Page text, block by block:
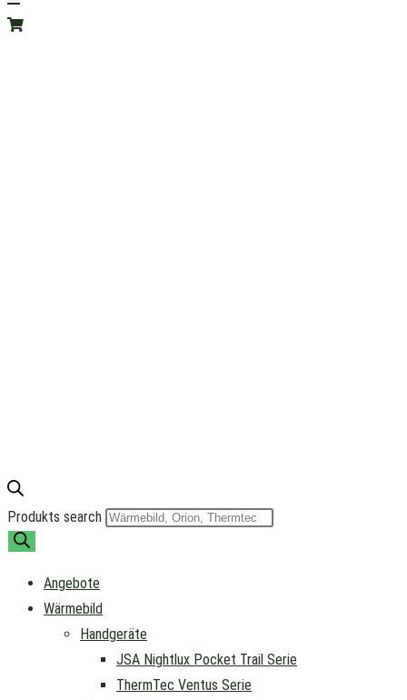
Produkts search
Angebote
Wärmebild
Handgeräte
JSA Nightlux Pocket Trail Serie
ThermTec Ventus Serie